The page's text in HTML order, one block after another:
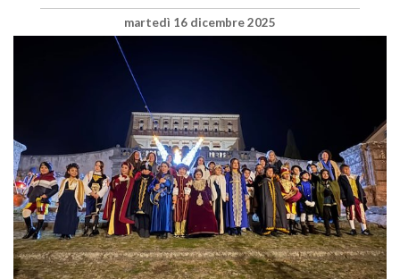
martedì 16 dicembre 2025